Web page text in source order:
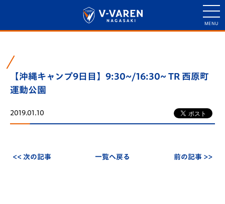
【沖縄キャンプ9日目】9:30~/16:30~ TR 西原町
運動公園
2019.01.10
<< 次の記事 一覧へ戻る 前の記事 >>